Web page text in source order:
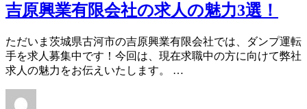
吉原興業有限会社の求人の魅力3選！
ただいま茨城県古河市の吉原興業有限会社では、ダンプ運転
手を求人募集中です！今回は、現在求職中の方に向けて弊社
求人の魅力をお伝えいたします。 …